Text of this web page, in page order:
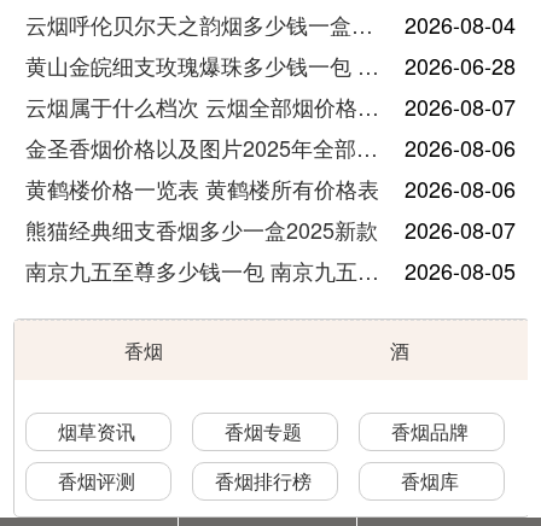
云烟呼伦贝尔天之韵烟多少钱一盒中支价格
2026-08-04
黄山金皖细支玫瑰爆珠多少钱一包 黄山金皖细支玫瑰爆珠2025最新价格
2026-06-28
云烟属于什么档次 云烟全部烟价格表大全
2026-08-07
金圣香烟价格以及图片2025年全部价格
2026-08-06
黄鹤楼价格一览表 黄鹤楼所有价格表
2026-08-06
熊猫经典细支香烟多少一盒2025新款
2026-08-07
南京九五至尊多少钱一包 南京九五至尊价格及图片
2026-08-05
香烟 酒
烟草资讯 香烟专题
香烟品牌
香烟评测
香烟排行榜 香烟库